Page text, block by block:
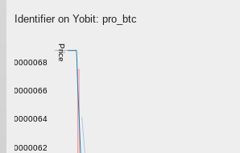
Identifier on Yobit: pro_btc
Price
0.0000062
0.0000064
0.0000066
0.0000068